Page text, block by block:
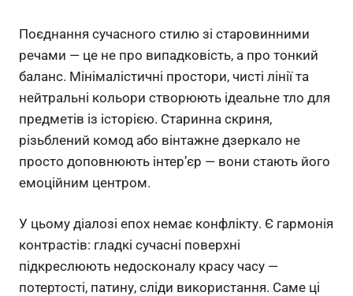
Поєднання сучасного стилю зі старовинними
речами — це не про випадковість, а про тонкий
баланс. Мінімалістичні простори, чисті лінії та
нейтральні кольори створюють ідеальне тло для
предметів із історією. Старинна скриня,
різьблений комод або вінтажне дзеркало не
просто доповнюють інтер’єр — вони стають його
емоційним центром.
У цьому діалозі епох немає конфлікту. Є гармонія
контрастів: гладкі сучасні поверхні
підкреслюють недосконалу красу часу —
потертості, патину, сліди використання. Саме ці